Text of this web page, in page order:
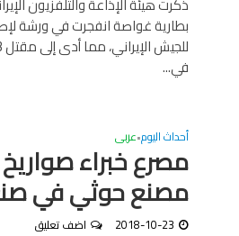
بطارية غواصة انفجرت في ورشة
في...
أحداث اليوم•عربى
مصرع خبراء صواريخ
مصنع حوثي في
2018-10-23 اضف تعليق